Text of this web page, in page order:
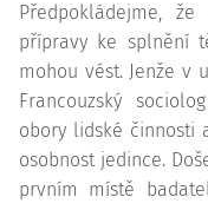
Předpokládejme,
přípravy ke splnění
mohou vést. Jenže v
Francouzský
obory lidské činnosti
osobnost jedince.
prvním místě